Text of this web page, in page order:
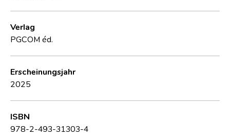
Verlag
PGCOM éd.
Erscheinungsjahr
2025
ISBN
978-2-493-31303-4